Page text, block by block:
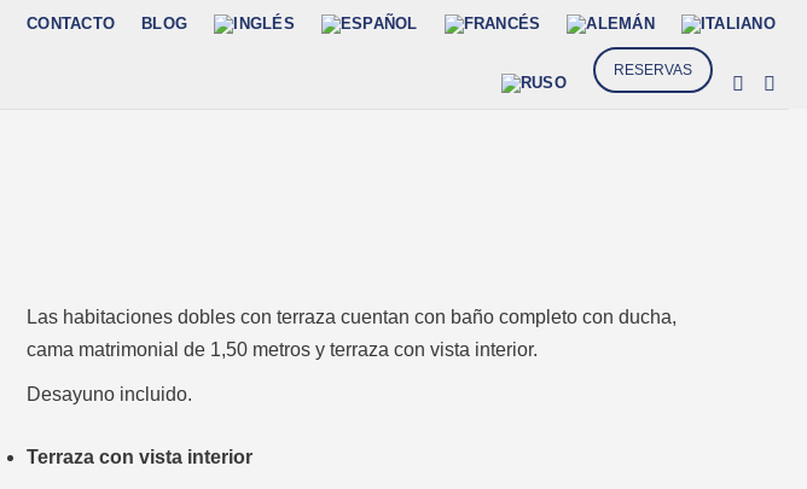
CONTACTO BLOG
RESERVAS
Las habitaciones dobles con terraza cuentan con baño completo con ducha,
cama matrimonial de 1,50 metros y terraza con vista interior.
Desayuno incluido.
Terraza con vista interior